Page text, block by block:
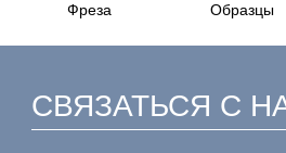
Фреза
Образцы
СВЯЗАТЬСЯ С